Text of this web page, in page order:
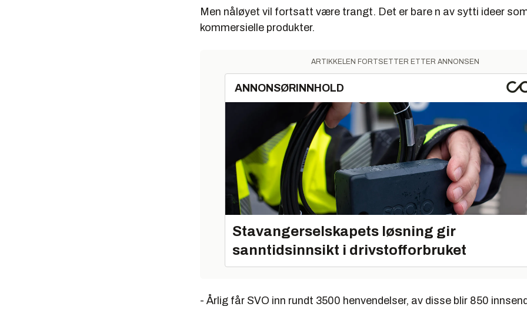
Men nåløyet vil fortsatt være trangt. Det er bare n av sytti ideer
kommersielle produkter.
ARTIKKELEN FORTSETTER ETTER ANNONSEN
ANNONSØRINNHOLD
Stavangerselskapets løsning gir
sanntidsinnsikt i drivstofforbruket
- Årlig får SVO inn rundt 3500 henvendelser, av disse blir 850